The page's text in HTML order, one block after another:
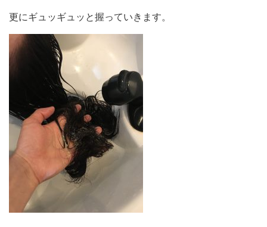
更にギュッギュッと握っていきます。